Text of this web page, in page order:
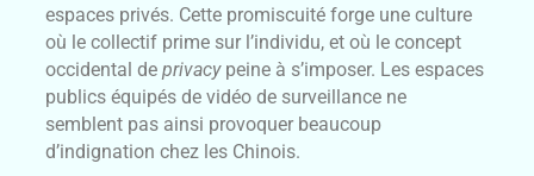
espaces privés. Cette promiscuité forge une culture
où le collectif prime sur l’individu, et où le concept
occidental deprivacypeine à s’imposer. Les espaces
publics équipés de vidéo de surveillance ne
semblent pas ainsi provoquer beaucoup
d’indignation chez les Chinois.